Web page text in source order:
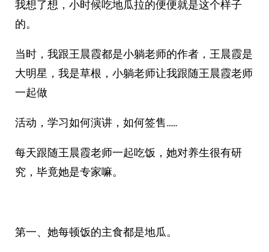
我想了想，小时候吃地瓜拉的便便就是这个样子
的。
当时，我跟王晨霞都是小躺老师的作者，王晨霞是
大明星，我是草根，小躺老师让我跟随王晨霞老师
一起做
活动，学习如何演讲，如何签售……
每天跟随王晨霞老师一起吃饭，她对养生很有研
究，毕竟她是专家嘛。
第一、她每顿饭的主食都是地瓜。